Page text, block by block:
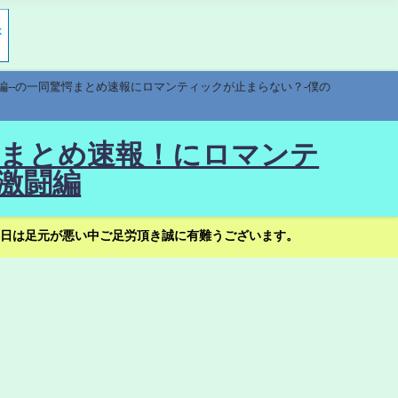
の一同驚愕まとめ速報にロマンティックが止まらない？-僕の
とめ速報！にロマンテ
闘編
足元が悪い中ご足労頂き誠に有難うございます。